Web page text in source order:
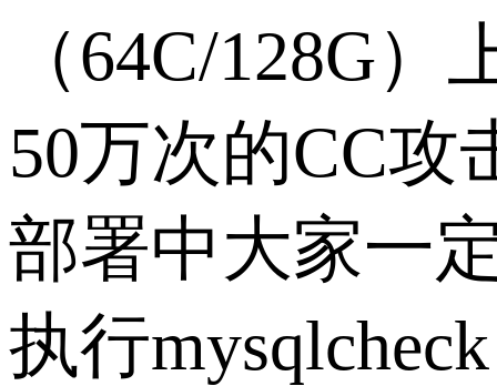
（64C/128G）
50万次的CC攻
部署中大家一
执行